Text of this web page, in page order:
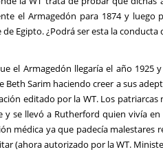
el Armagedón para 1874 y luego
Egipto. ¿Podrá ser esta la conducta
el Armagedón llegaría el año
Beth Sarim haciendo creer a sus
editado por la WT. Los
se llevó a Rutherford quien vivía
médica ya que padecía
(ahora autorizado por la WT.